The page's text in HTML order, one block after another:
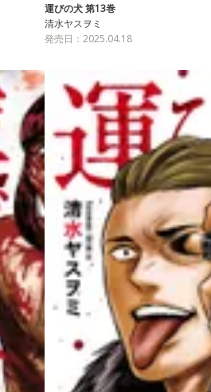
運びの犬 第13巻
清水ヤスヲミ
発売日：2025.04.18